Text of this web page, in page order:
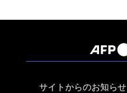
サイトからのお知らせ